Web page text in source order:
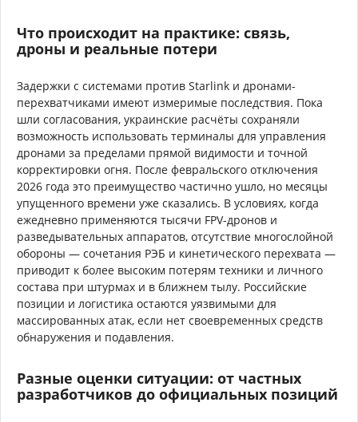
Что происходит на практике: связь,
дроны и реальные потери
Задержки с системами против Starlink и дронами-
перехватчиками имеют измеримые последствия. Пока
шли согласования, украинские расчёты сохраняли
возможность использовать терминалы для управления
дронами за пределами прямой видимости и точной
корректировки огня. После февральского отключения
2026 года это преимущество частично ушло, но месяцы
упущенного времени уже сказались. В условиях, когда
ежедневно применяются тысячи FPV-дронов и
разведывательных аппаратов, отсутствие многослойной
обороны — сочетания РЭБ и кинетического перехвата —
приводит к более высоким потерям техники и личного
состава при штурмах и в ближнем тылу. Российские
позиции и логистика остаются уязвимыми для
массированных атак, если нет своевременных средств
обнаружения и подавления.
Разные оценки ситуации: от частных
разработчиков до официальных позиций